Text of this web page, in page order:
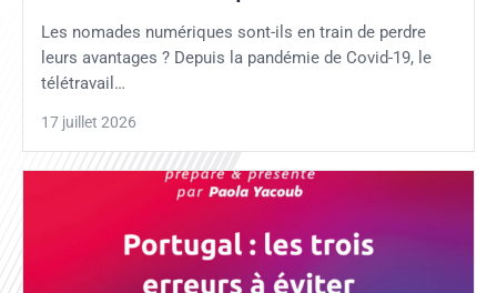
Les nomades numériques sont-ils en train de perdre
leurs avantages ? Depuis la pandémie de Covid-19, le
télétravail…
17 juillet 2026